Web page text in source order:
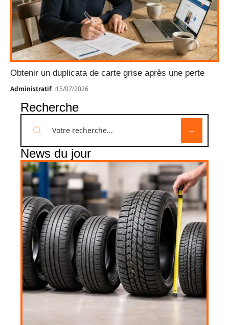
Obtenir un duplicata de carte grise après une perte
Administratif 15/07/2026
Recherche
News du jour